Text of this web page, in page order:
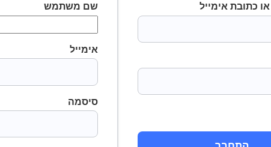
אימייל שם משתמש
אימייל
סיסמה